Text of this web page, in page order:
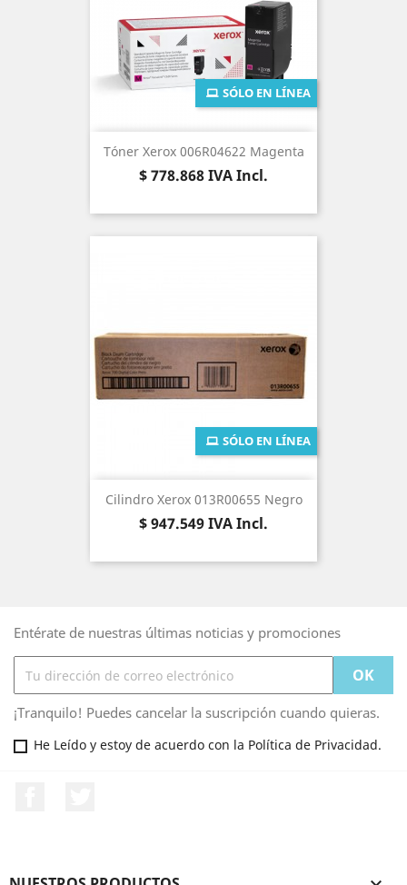
Tóner Xerox 006R04622 Magenta
Precio
$ 778.868IVA Incl.
SÓLO EN LÍNEA
Cilindro Xerox 013R00655 Negro
Precio
$ 947.549IVA Incl.
SÓLO EN LÍNEA
Entérate de nuestras últimas noticias y promociones
¡Tranquilo! Puedes cancelar la suscripción cuando quieras.
He Leído y estoy de acuerdo con la Política de Privacidad.